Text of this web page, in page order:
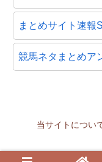
まとめサイト速報
競馬ネタまとめア
当サイトについ